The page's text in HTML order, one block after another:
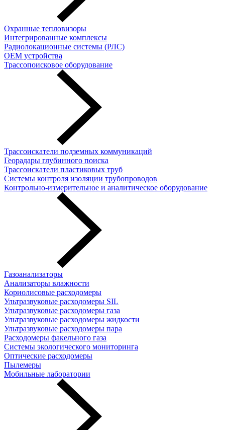
Охранные тепловизоры
Интегрированные комплексы
Радиолокационные системы (РЛС)
OEM устройства
Трассопоисковое оборудование
Трассоискатели подземных коммуникаций
Георадары глубинного поиска
Трассоискатели пластиковых труб
Cистемы контроля изоляции трубопроводов
Контрольно-измерительное и аналитическое оборудование
Газоанализаторы
Анализаторы влажности
Кориолисовые расходомеры
Ультразвуковые расходомеры SIL
Ультразвуковые расходомеры газа
Ультразвуковые расходомеры жидкости
Ультразвуковые расходомеры пара
Расходомеры факельного газа
Системы экологического мониторинга
Оптические расходомеры
Пылемеры
Мобильные лаборатории